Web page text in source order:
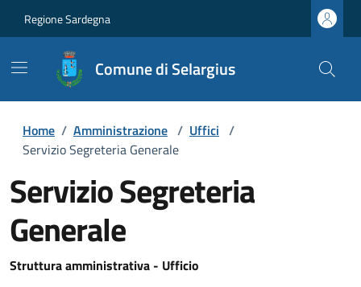
Regione Sardegna
Comune di Selargius
Home / Amministrazione / Uffici /
Servizio Segreteria Generale
Servizio Segreteria
Generale
Struttura amministrativa - Ufficio